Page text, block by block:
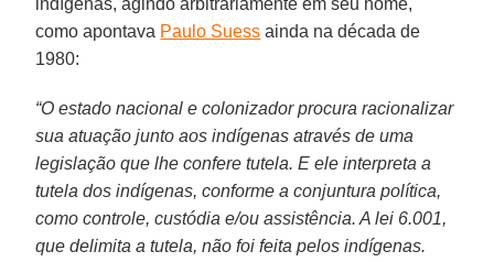
como apontava Paulo Suess ainda na década de
1980:
“O estado nacional e colonizador procura racionalizar
sua atuação junto aos indígenas através de uma
legislação que lhe confere tutela. E ele interpreta a
tutela dos indígenas, conforme a conjuntura política,
como controle, custódia e/ou assistência. A lei 6.001,
que delimita a tutela, não foi feita pelos indígenas.